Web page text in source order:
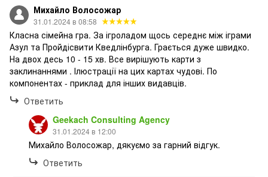
Михайло Волосожар
31.01.2024 в 08:58
Класна сімейна гра. За ігроладом щось середнє між іграми
Азул та Пройдісвити Кведлінбурга. Грається дуже швидко.
На двох десь 10 - 15 хв. Все вирішують карти з
заклинаннями . Ілюстрації на цих картах чудові. По
компонентах - приклад для інших видавців.
Ответить
Geekach Consulting Agency
31.01.2024 в 12:00
Михайло Волосожар, дякуємо за гарний відгук.
Ответить